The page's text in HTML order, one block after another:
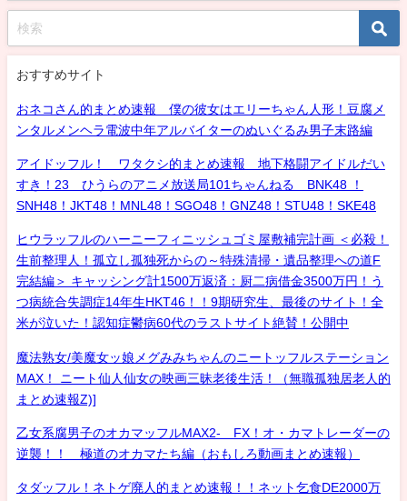
おすすめサイト
おネコさん的まとめ速報 僕の彼女はエリーちゃん人形！豆腐メ
ンタルメンヘラ電波中年アルバイターのぬいぐるみ男子末路編
アイドッフル！ ワタクシ的まとめ速報 地下格闘アイドルだい
すき！23 ひうらのアニメ放送局101ちゃんねる BNK48 ！
SNH48！JKT48！MNL48！SGO48！GNZ48！STU48！SKE48
ヒウラッフルのハーニーフィニッシュゴミ屋敷補完計画 ＜必殺！
生前整理人！孤立し孤独死からの～特殊清掃・遺品整理への道F
完結編＞ キャッシング計1500万返済：厨二病借金3500万円！う
つ病統合失調症14年生HKT46！！9期研究生、最後のサイト！全
米が泣いた！認知症鬱病60代のラストサイト絶賛！公開中
魔法熟女/美魔女ッ娘メグみみちゃんのニートッフルステーション
MAX！ ニート仙人仙女の映画三昧老後生活！（無職孤独居老人的
まとめ速報Z)]
乙女系腐男子のオカマッフルMAX2- FX！オ・カマトレーダーの
逆襲！！ 極道のオカマたち編（おもしろ動画まとめ速報）
タダッフル！ネトゲ廃人的まとめ速報！！ネット乞食DE2000万